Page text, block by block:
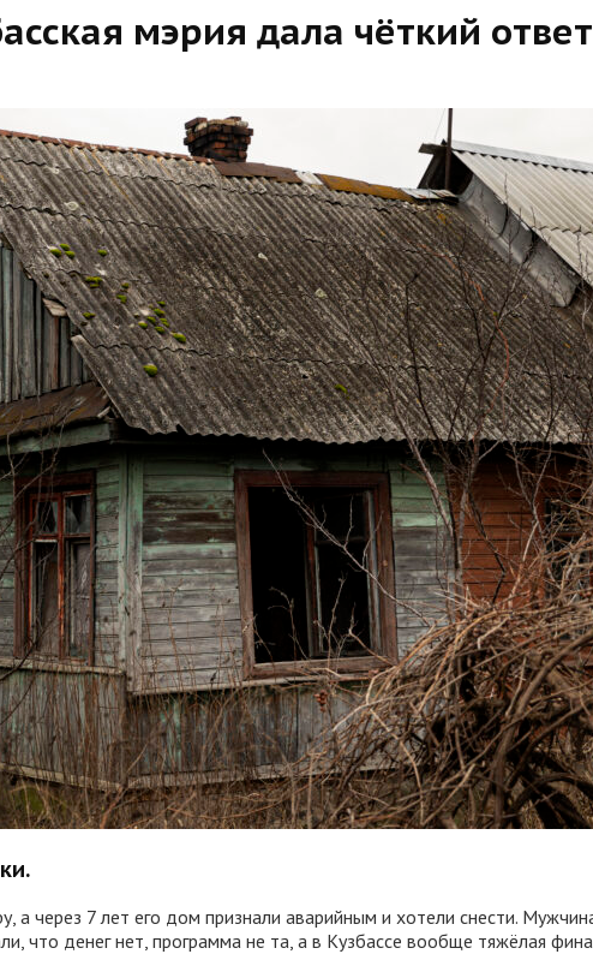
мэрия дала чёткий
а через 7 лет его дом признали аварийным и хотели снести.
что денег нет, программа не та, а в Кузбассе вообще тяжёлая